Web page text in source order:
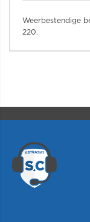
Weerbestendige
220.